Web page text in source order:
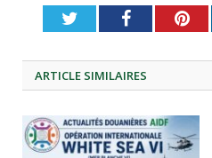
TwitterFacebook
ARTICLE SIMILAIRES